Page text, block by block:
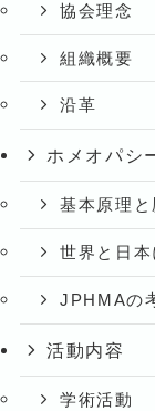
協会理念
組織概要
沿革
ホメオパシ
基本原理と
世界と日
JPHMAの
活動内容
学術活動